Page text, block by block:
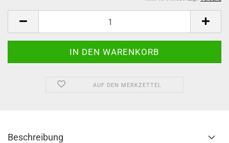
AUF DEN MERKZETTEL
Beschreibung